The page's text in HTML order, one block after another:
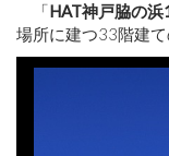
「HAT神戸脇の浜
場所に建つ33階建て